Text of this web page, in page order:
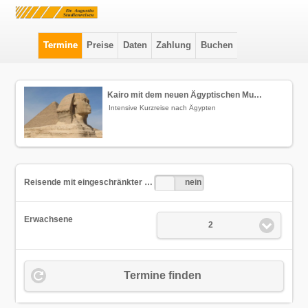
Termine Preise Daten Zahlung Buchen
Kairo mit dem neuen Ägyptischen Museum (2)
Intensive Kurzreise nach Ägypten
Reisende mit eingeschränkter Mobilität?
Reisende
ja nein
Erwachsene
2
Termine finden